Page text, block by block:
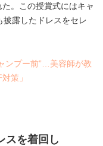
。この授賞式にはキャ
露したドレスをセレ
ンプー前”…美容師が教
策」
スを着回し